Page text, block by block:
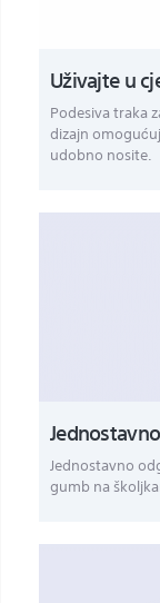
Uživajte u
Podesiva traka
dizajn
udobno nosite.
Jednostavno
gumb na